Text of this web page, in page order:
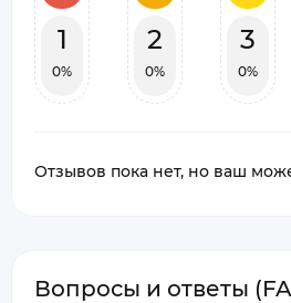
1
0%
2
0%
3
0%
Отзывов пока нет, но ваш
Вопросы и ответы